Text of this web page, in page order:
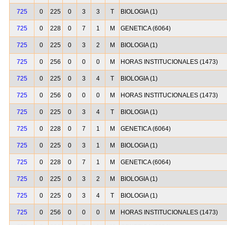
725 0 225 0 3 3 T BIOLOGIA (1)
725 0 228 0 7 1 M GENETICA (6064)
725 0 225 0 3 2 M BIOLOGIA (1)
725 0 256 0 0 0 M HORAS INSTITUCIONALES (1473)
725 0 225 0 3 4 T BIOLOGIA (1)
725 0 256 0 0 0 M HORAS INSTITUCIONALES (1473)
725 0 225 0 3 4 T BIOLOGIA (1)
725 0 228 0 7 1 M GENETICA (6064)
725 0 225 0 3 1 M BIOLOGIA (1)
725 0 228 0 7 1 M GENETICA (6064)
725 0 225 0 3 2 M BIOLOGIA (1)
725 0 225 0 3 4 T BIOLOGIA (1)
725 0 256 0 0 0 M HORAS INSTITUCIONALES (1473)